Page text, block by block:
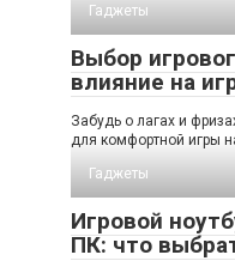
Гаджеты
Выбор
влияние на
Забудь о лагах и
для комфортной игры
Гаджеты
Игровой
ПК: что